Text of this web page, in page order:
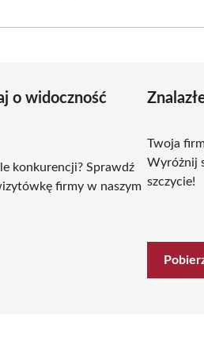
o widoczność
konkurencji? Sprawdź
firmy w naszym
Twoja
Wyróżnij
szczycie!